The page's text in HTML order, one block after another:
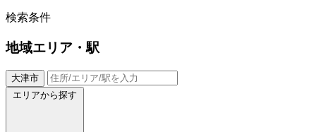
検索条件
地域エリア・駅
大津市
エリアから探す